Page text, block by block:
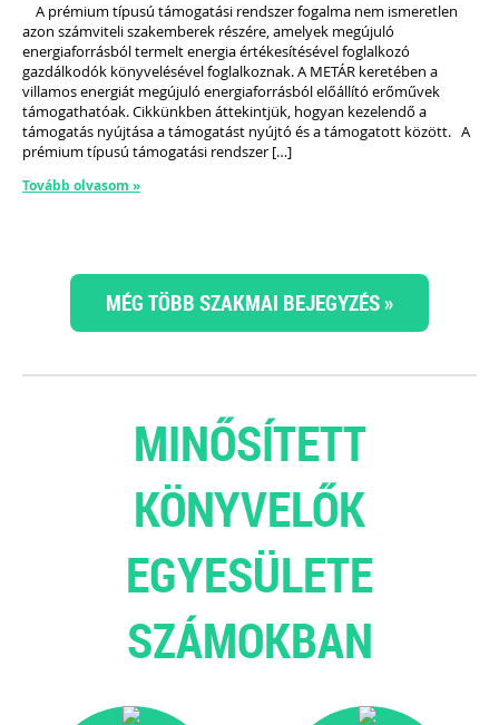
A prémium típusú támogatási rendszer fogalma nem ismeretlen
azon számviteli szakemberek részére, amelyek megújuló
energiaforrásból termelt energia értékesítésével foglalkozó
gazdálkodók könyvelésével foglalkoznak. A METÁR keretében a
villamos energiát megújuló energiaforrásból előállító erőművek
támogathatóak. Cikkünkben áttekintjük, hogyan kezelendő a
támogatás nyújtása a támogatást nyújtó és a támogatott között. A
prémium típusú támogatási rendszer […]
Tovább olvasom »
MÉG TÖBB SZAKMAI BEJEGYZÉS »
MINŐSÍTETT
KÖNYVELŐK
EGYESÜLETE
SZÁMOKBAN